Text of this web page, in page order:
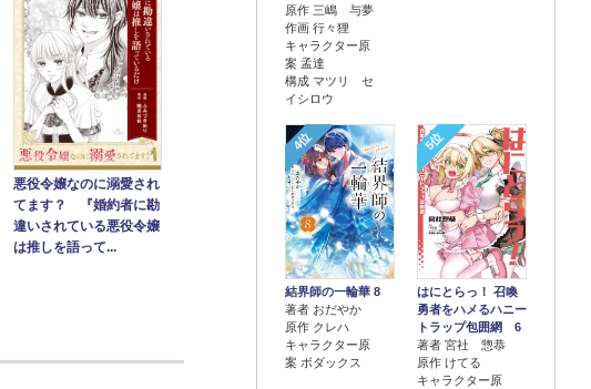
原作 三嶋 与夢
作画 行々狸
キャラクター原
案 孟達
構成 マツリ セ
イシロウ
4位
結界師の一輪華 8
著者 おだやか
原作 クレハ
キャラクター原
案 ボダックス
5位
はにとらっ！ 召喚
勇者をハメるハニー
トラップ包囲網 6
著者 宮社 惣恭
原作 けてる
キャラクター原
悪役令嬢なのに溺愛され
てます？ 『婚約者に勘
違いされている悪役令嬢
は推しを語って...